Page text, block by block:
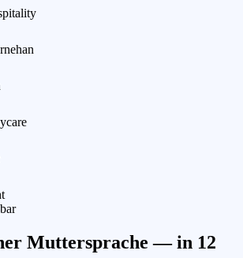
Muttersprache — in 12